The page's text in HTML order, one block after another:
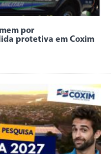
por
protetiva em Coxim